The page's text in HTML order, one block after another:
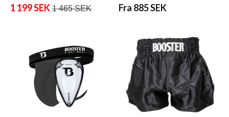
1 199 SEK 1 465 SEK Fra 885 SEK